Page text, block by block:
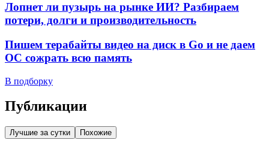
Лопнет ли пузырь на рынке ИИ? Разбираем
потери, долги и производительность
Пишем терабайты видео на диск в Go и не даем
ОС сожрать всю память
В подборку
Публикации
Лучшие за сутки Похожие